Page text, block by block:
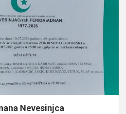
Nevesinjca